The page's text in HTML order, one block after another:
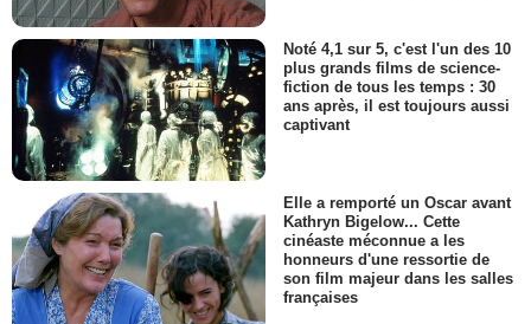
Noté 4,1 sur 5, c'est l'un des 10
plus grands films de science-
fiction de tous les temps : 30
ans après, il est toujours aussi
captivant
Elle a remporté un Oscar avant
Kathryn Bigelow... Cette
cinéaste méconnue a les
honneurs d'une ressortie de
son film majeur dans les salles
françaises